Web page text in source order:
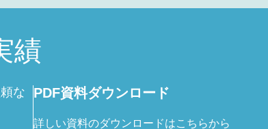
績
な
PDF資料ダウンロード
詳しい資料のダウンロードはこちらから